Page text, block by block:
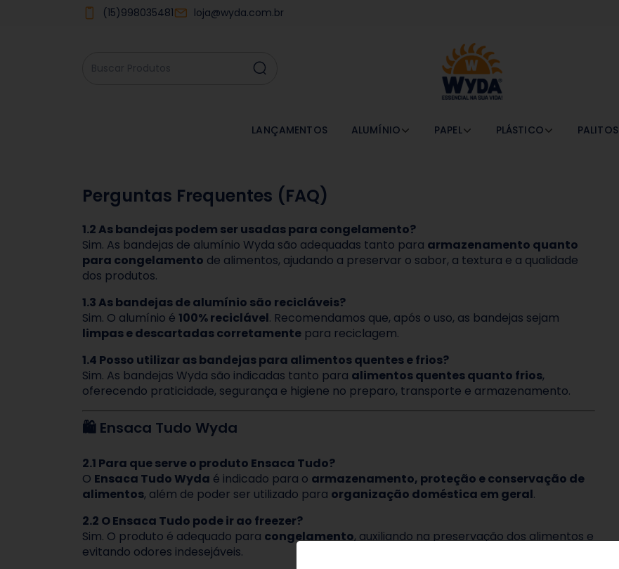
(15)998035481 loja@wyda.com.br
LANÇAMENTOS ALUMÍNIO PAPEL PLÁSTICO PALITOS
Perguntas Frequentes (FAQ)
1.2 As bandejas podem ser usadas para congelamento?
Sim. As bandejas de alumínio Wyda são adequadas tanto para armazenamento quanto
para congelamento de alimentos, ajudando a preservar o sabor, a textura e a qualidade
dos produtos.
1.3 As bandejas de alumínio são recicláveis?
Sim. O alumínio é 100% reciclável. Recomendamos que, após o uso, as bandejas sejam
limpas e descartadas corretamente para reciclagem.
1.4 Posso utilizar as bandejas para alimentos quentes e frios?
Sim. As bandejas Wyda são indicadas tanto para alimentos quentes quanto frios,
oferecendo praticidade, segurança e higiene no preparo, transporte e armazenamento.
🛍️ Ensaca Tudo Wyda
2.1 Para que serve o produto Ensaca Tudo?
O Ensaca Tudo Wyda é indicado para o armazenamento, proteção e conservação de
alimentos, além de poder ser utilizado para organização doméstica em geral.
2.2 O Ensaca Tudo pode ir ao freezer?
Sim. O produto é adequado para congelamento, auxiliando na preservação dos alimentos e
evitando odores indesejáveis.